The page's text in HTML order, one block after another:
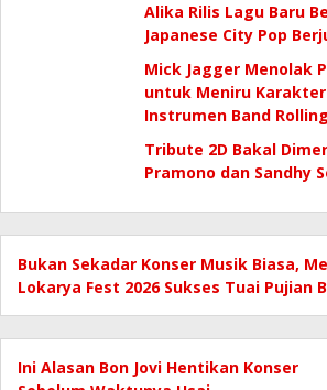
Alika Rilis Lagu Baru
Japanese City Pop
Mick Jagger Menolak
untuk Meniru
Instrumen Band
Tribute 2D Bakal
Pramono dan Sandhy
Bukan Sekadar Konser Musik Biasa,
Lokarya Fest 2026 Sukses Tuai Pujian
Ini Alasan Bon Jovi Hentikan Konser